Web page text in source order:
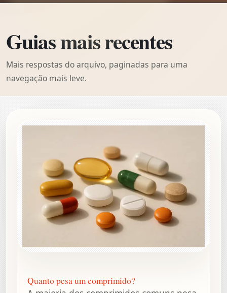
Guias mais recentes
Mais respostas do arquivo, paginadas para uma
navegação mais leve.
Quanto pesa um comprimido?